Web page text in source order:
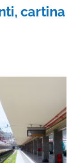
cartina